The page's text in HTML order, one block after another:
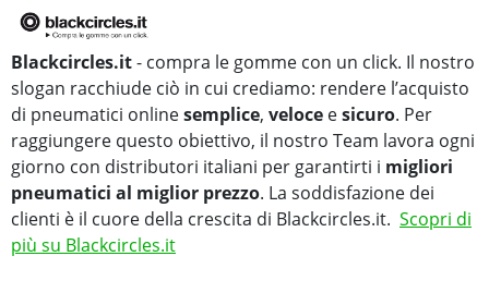
Blackcircles.it- compra le gomme con un click. Il nostro
slogan racchiude ciò in cui crediamo: rendere l’acquisto
di pneumatici onlinesemplice, veloce esicuro. Per
raggiungere questo obiettivo, il nostro Team lavora ogni
giorno con distributori italiani per garantirti i migliori
pneumatici al miglior prezzo. La soddisfazione dei
clienti è il cuore della crescita di Blackcircles.it. Scopri di
più su Blackcircles.it